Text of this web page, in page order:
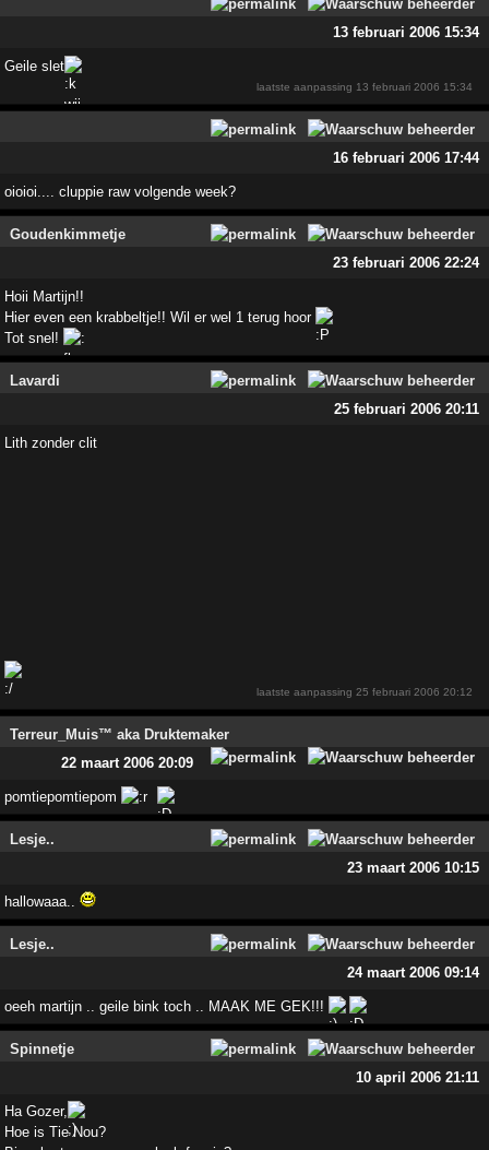
13 februari 2006 15:34
Geile slet
laatste aanpassing 13 februari 2006 15:34
16 februari 2006 17:44
oioioi.... cluppie raw volgende week?
Goudenkimmetje
23 februari 2006 22:24
Hoii Martijn!!
Hier even een krabbeltje!! Wil er wel 1 terug hoor
Tot snel!
Lavardi
25 februari 2006 20:11
Lith zonder clit
laatste aanpassing25 februari 2006 20:12
Terreur_Muis™ aka Druktemaker
22 maart 2006 20:09
pomtiepomtiepom
Lesje..
23 maart 2006 10:15
hallowaaa..
Lesje..
24 maart 2006 09:14
oeeh martijn .. geile bink toch .. MAAK ME GEK!!!
Spinnetje
10 april 2006 21:11
Ha Gozer,
Hoe is Tie Nou?